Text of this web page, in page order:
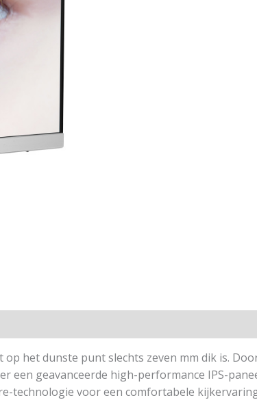
op het dunste punt slechts zeven mm dik is.
een geavanceerde high-performance IPS-
technologie voor een comfortabele